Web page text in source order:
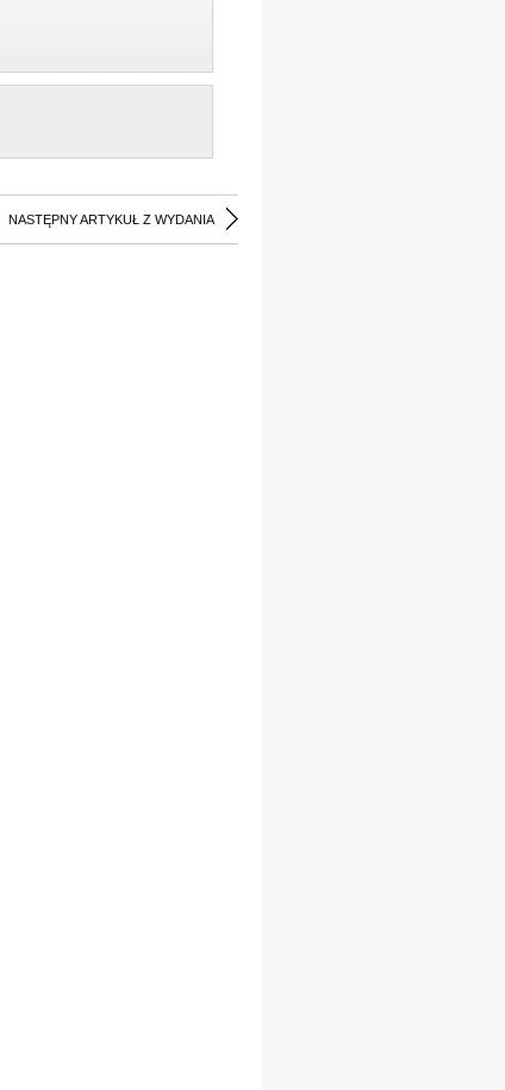
NASTĘPNY ARTYKUŁ Z WYDANIA